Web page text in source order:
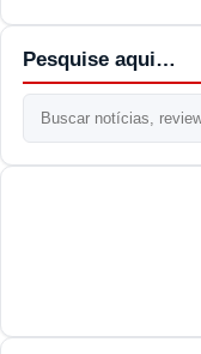
Pesquise aqui…